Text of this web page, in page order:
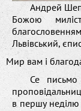
Андрей
Божою
Львівський,
Мир вам і
Се письмо
в першу